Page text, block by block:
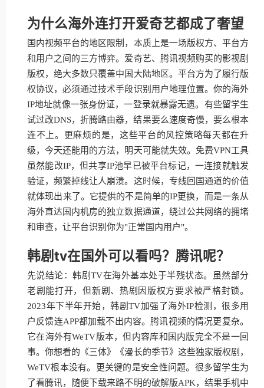
为什么海外连打开爱奇艺都成了奢望
国内视频平台的地区限制，本质上是一场版权方、平台方
和用户之间的三方博弈。爱奇艺、腾讯视频购买的影视剧
版权，绝大多数只覆盖中国大陆地区。平台方为了履行版
权协议，必须通过技术手段识别用户地理位置。你的海外
IP地址就像一张身份证，一登录就暴露无遗。有些留学生
试过改DNS，折腾路由器，结果要么速度奇慢，要么根本
连不上。更麻烦的是，这些平台的风控策略每天都在升
级，今天还能用的方法，明天可能就失效。免费VPN工具
虽然能改IP，但共享IP池早已被平台标记，一连接就触发
验证，频繁掉线让人崩溃。这时候，专线回国通道的价值
就体现出来了。它提供的不是简单的IP更换，而是一条从
海外直达国内机房的独立数据通道，绕过公共网络的拥堵
和审查，让平台识别你为"正常国内用户"。
韩剧tv在国外可以看吗？腾讯呢？
先说结论：韩剧TV在海外基本处于半残状态。虽然部分
老剧能打开，但新剧、热剧因版权方要求被严格封锁。
2023年下半年开始，韩剧TV加强了海外IP检测，很多用
户反馈连APP都加载不出内容。腾讯视频的情况更复杂。
它在海外有WeTV版本，但内容库和国内版完全不是一回
事。你想看的《三体》《漫长的季节》这些独家版权剧，
WeTV根本没有。更关键的是安全性问题。很多留学生为
了看腾讯，随便下载来路不明的破解版APK，结果手机中